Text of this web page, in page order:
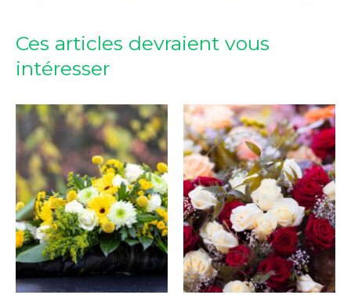
Ces articles devraient vous
intéresser